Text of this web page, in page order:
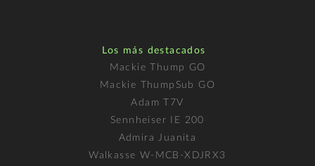
Los más destacados
Mackie Thump GO
Mackie ThumpSub GO
Adam T7V
Sennheiser IE 200
Admira Juanita
Walkasse W-MCB-XDJRX3